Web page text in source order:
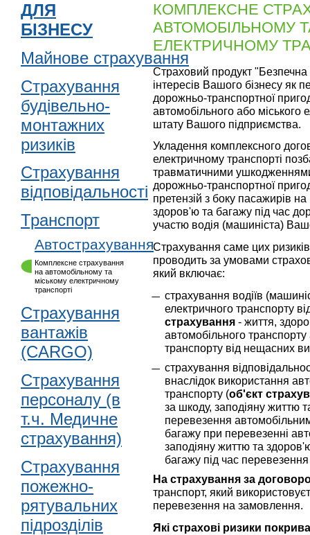
ДЛЯ
БІЗНЕСУ
Майнове страхування
Страхування
будівельно-
монтажних
ризиків
Страхування
відповідальності
Транспорт
Автострахування
Комплексне страхування
на автомобільному та
міському електричному
транспорті
Страхування
вантажів
(CARGO)
Страхування
персоналу (в
т.ч. Медичне
страхування)
Страхування
пожежно-
рятувальних
підрозділів
КОМПЛЕКСНЕ
АВТОМОБІЛЬНОМУ
ЕЛЕКТРИЧНОМУ
Страховий продукт
інтересів Вашого бізнесу як
дорожньо-транспортної
автомобільного або міського
штату Вашого підприємства.
Укладення комплексного
електричному транспорті
травматичними
дорожньо-транспортної
претензій з боку пасажирів
здоров'ю та багажу під час
участю водія (машиніста)
Страхування саме цих
проводить за умовами
який включає:
страхування водіїв
електричного транспорту
страхування- життя,
автомобільного
транспорту від нещасних
страхування
внаслідок використання
транспорту (об'єкт
за шкоду, заподіяну життю
перевезення
багажу при перевезенні
заподіяну життю та
багажу під час
На страхування за
транспорт, який
перевезення на замовлення.
Які страхові ризики